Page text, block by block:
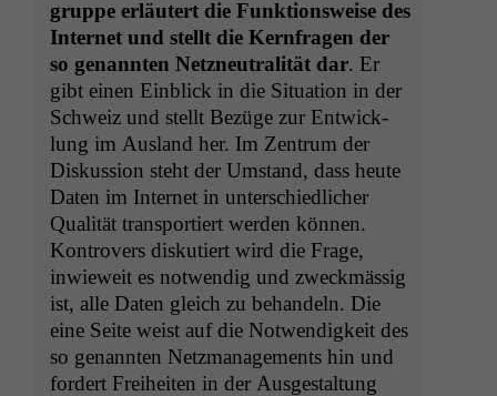
gruppe erläutert die Funk­tion­sweise des
Inter­net und stellt die Kern­fra­gen der
so genan­nten Net­zneu­tral­ität dar. Er
gibt einen Ein­blick in die Sit­u­a­tion in der
Schweiz und stellt Bezüge zur Entwick­
lung im Aus­land her. Im Zen­trum der
Diskus­sion ste­ht der Umstand, dass heute
Dat­en im Inter­net in unter­schiedlich­er
Qual­ität trans­portiert wer­den kön­nen.
Kon­tro­vers disku­tiert wird die Frage,
inwieweit es notwendig und zweck­mäs­sig
ist, alle Dat­en gle­ich zu behan­deln. Die
eine Seite weist auf die Notwendigkeit des
so genan­nten Net­z­man­age­ments hin und
fordert Frei­heit­en in der Aus­gestal­tung